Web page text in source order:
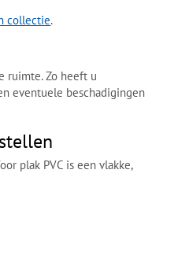
collectie.
ruimte. Zo heeft u
eventuele beschadigingen
plak PVC is een vlakke,